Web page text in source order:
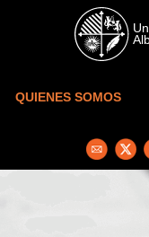
Skip to main content
QUIENES SOMOS